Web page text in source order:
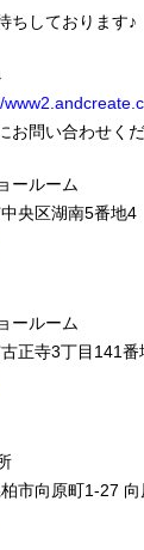
ちしております♪
お問い合わせく
ールーム
央区湖南5番地4
ールーム
正寺3丁目141番
市向原町1-27 向